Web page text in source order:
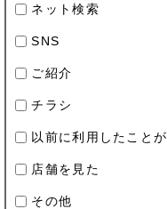
ネット検索
SNS
ご紹介
チラシ
以前に利用したこと
店舗を見た
その他